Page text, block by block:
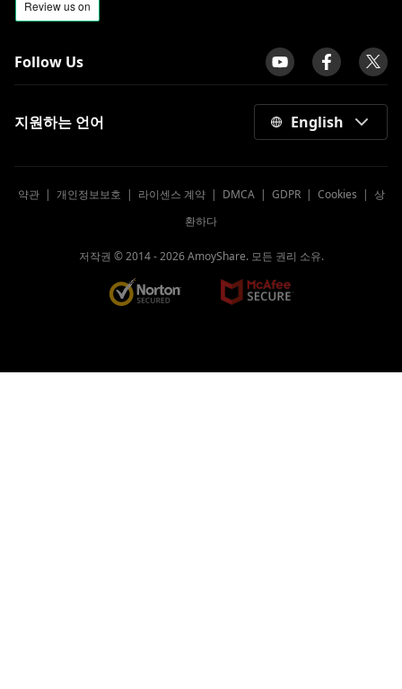
Follow Us
지원하는 언어 English
약관| 개인정보보호 | 라이센스 계약| DMCA| GDPR| Cookies | 상
환하다
저작권 © 2014 -2026AmoyShare. 모든 권리 소유.